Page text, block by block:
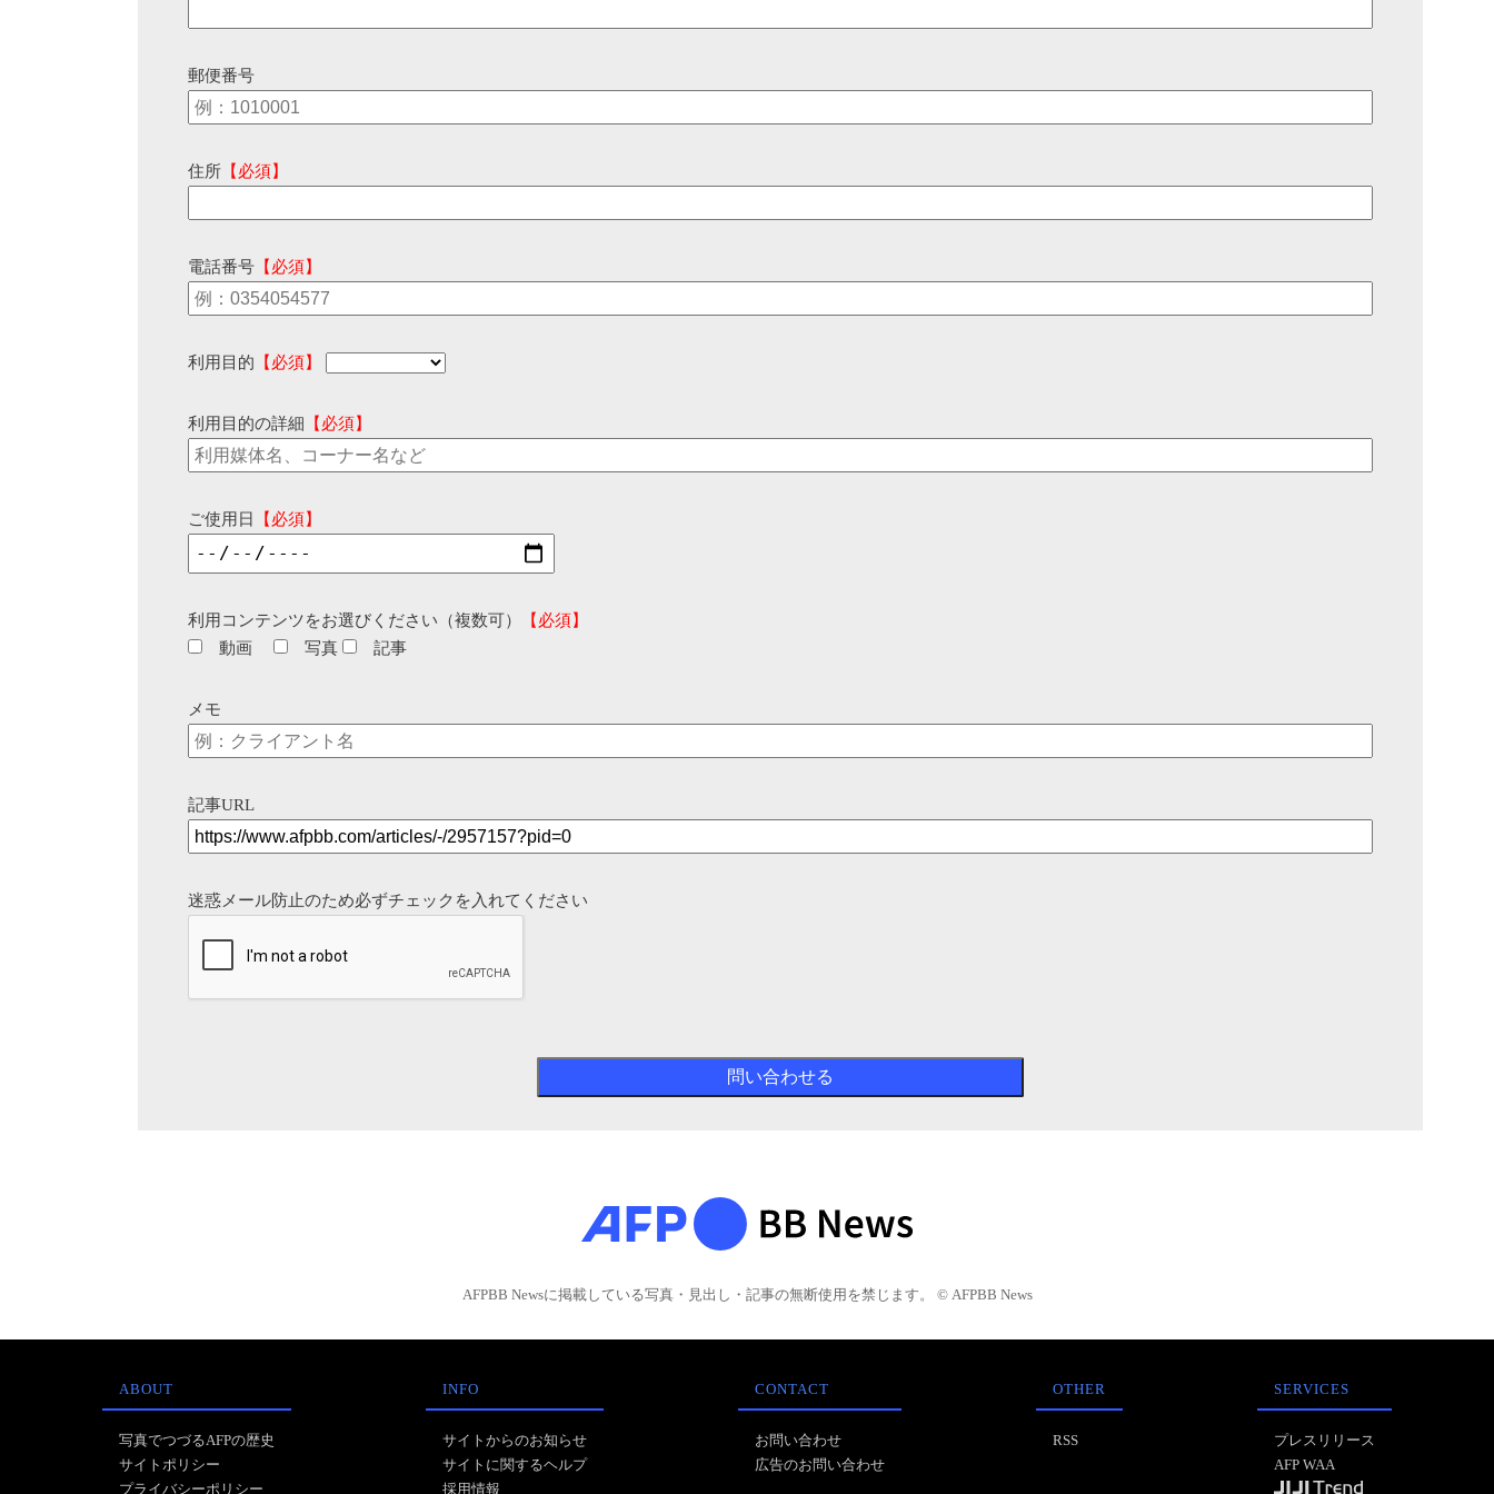
郵便番号
住所 【必須】
電話番号 【必須】
利用目的 【必須】
利用目的の詳細 【必須】
ご使用日 【必須】
利用コンテンツをお選びください（複数可）
【必須】
動画
写真 記事
メモ
記事URL
迷惑メール防止のため必ずチェックを入れてください
AFPBB Newsに掲載している写真・見出し・記事の無断使用を禁じます。 © AFPBB News
ABOUT
写真でつづるAFPの歴史
サイトポリシー
プライバシーポリシー
INFO
サイトからのお知らせ
サイトに関するヘルプ
採用情報
CONTACT
お問い合わせ
広告のお問い合わせ
OTHER
RSS
SERVICES
プレスリリース
AFP WAA